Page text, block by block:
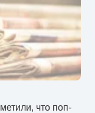
что поп-